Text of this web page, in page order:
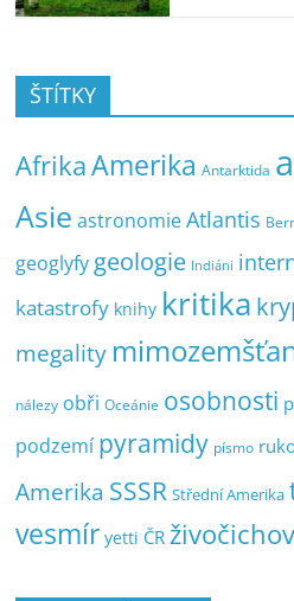
ŠTÍTKY
AfrikaAmerika Antarktida
Asie astronomie Atlantis
geoglyfy geologie Indiáni
katastrofy knihy kritika
megality
nálezy obři Oceánie osobnosti
podzemí pyramidy písmo
Amerika SSSR Střední Amerika
vesmír yetti ČR